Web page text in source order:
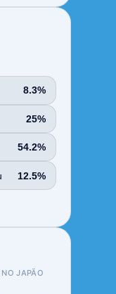
8.3%
25%
54.2%
12.5%
JAPÃO